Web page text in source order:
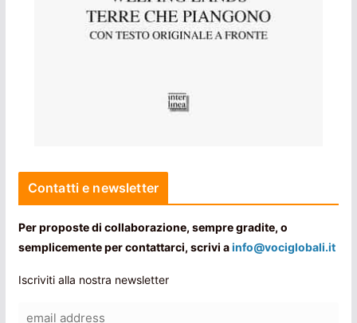
Contatti e newsletter
Per proposte di collaborazione, sempre gradite, o
semplicemente per contattarci, scrivi ainfo@vociglobali.it
Iscriviti alla nostra newsletter